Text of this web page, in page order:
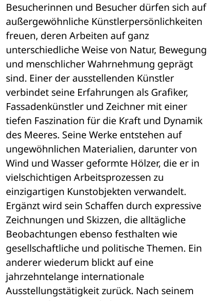
Besucherinnen und Besucher dürfen sich auf
außergewöhnliche Künstlerpersönlichkeiten
freuen, deren Arbeiten auf ganz
unterschiedliche Weise von Natur, Bewegung
und menschlicher Wahrnehmung geprägt
sind. Einer der ausstellenden Künstler
verbindet seine Erfahrungen als Grafiker,
Fassadenkünstler und Zeichner mit einer
tiefen Faszination für die Kraft und Dynamik
des Meeres. Seine Werke entstehen auf
ungewöhnlichen Materialien, darunter von
Wind und Wasser geformte Hölzer, die er in
vielschichtigen Arbeitsprozessen zu
einzigartigen Kunstobjekten verwandelt.
Ergänzt wird sein Schaffen durch expressive
Zeichnungen und Skizzen, die alltägliche
Beobachtungen ebenso festhalten wie
gesellschaftliche und politische Themen. Ein
anderer wiederum blickt auf eine
jahrzehntelange internationale
Ausstellungstätigkeit zurück. Nach seinem